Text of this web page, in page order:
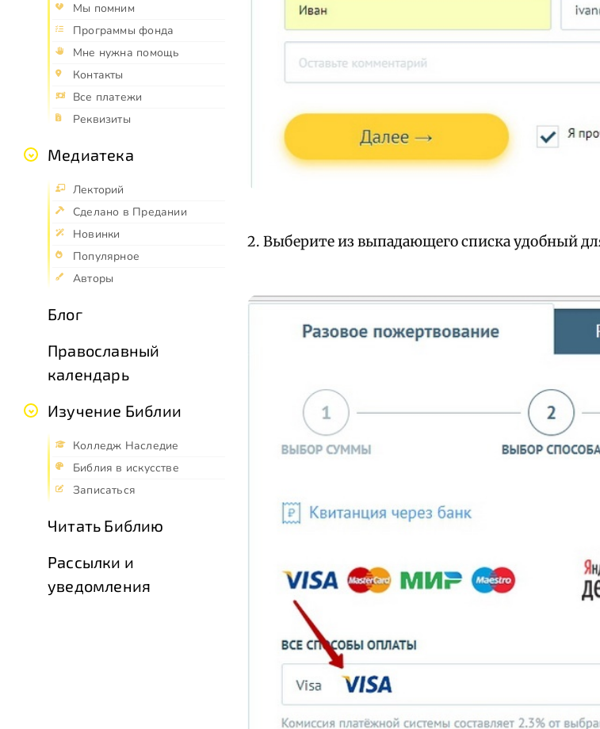
Мы помним
Программы фонда
Мне нужна помощь
Контакты
Все платежи
Реквизиты
Медиатека
Лекторий
Сделано в Предании
Новинки
Популярное
Авторы
Блог
Православный
календарь
Изучение Библии
Колледж Наследие
Библия в искусстве
Записаться
Читать Библию
Рассылки и
уведомления
2. Выберите из выпадающего списка удобный